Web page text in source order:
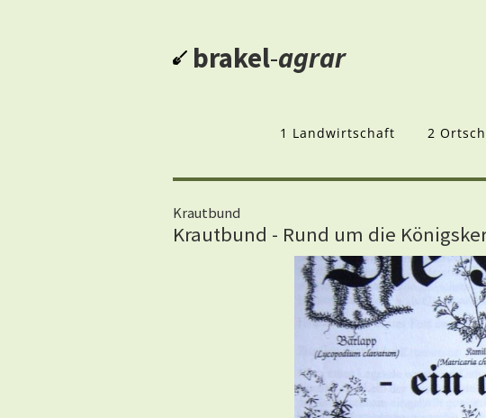
brakel-agrar
1 Landwirtschaft 2
Krautbund
Krautbund - Rund um die